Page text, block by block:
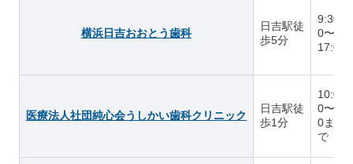
横浜日吉おおとう歯科
日吉駅徒
歩5分
9:30
0〜
17:00
医療法人社団純心会うしかい歯科クリニック
日吉駅徒
歩1分
10:00
0〜
0まで
で